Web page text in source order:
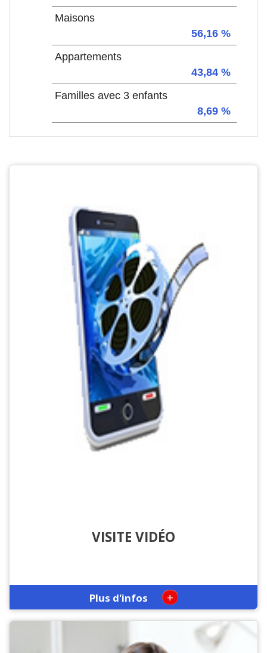
Maisons
56,16 %
Appartements
43,84 %
Familles avec 3 enfants
8,69 %
VISITE VIDÉO
Plus d'infos +